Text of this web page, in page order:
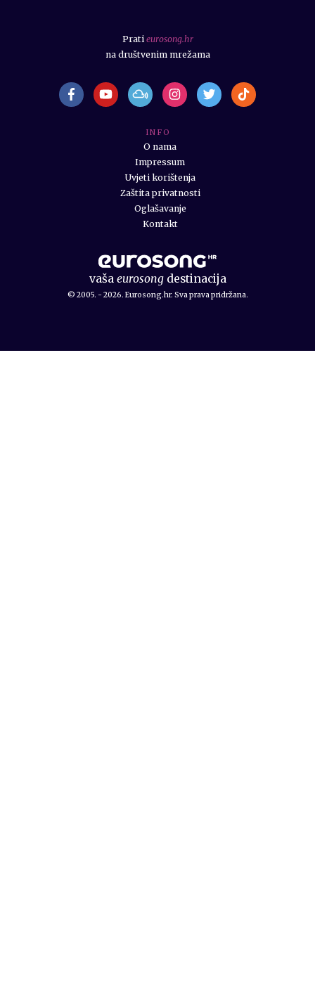
vaša eurosongdestinacija
© 2005. - 2026. Eurosong.hr. Sva prava pridržana.
I N F O
O nama
Impressum
Uvjeti korištenja
Zaštita privatnosti
Oglašavanje
Kontakt
Prati eurosong.hr
na društvenim mrežama